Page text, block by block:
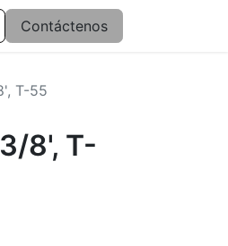
Contáctenos
T-55
8', T-